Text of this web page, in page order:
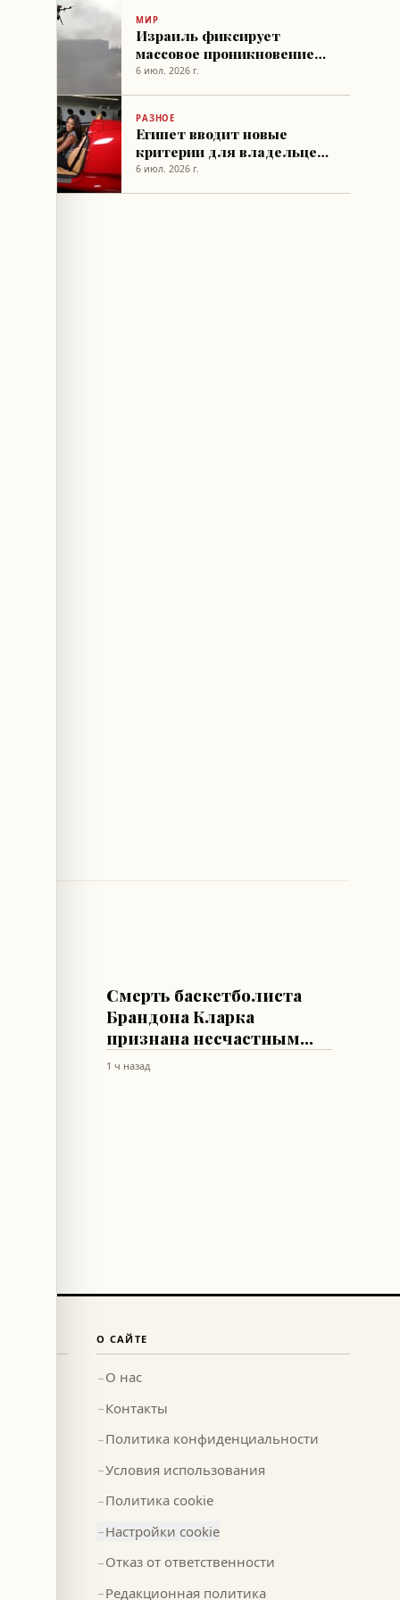
МИР
Израиль фиксирует
массовое проникновение
дронов через египетскую
6 июл. 2026 г.
РАЗНОЕ
Египет вводит новые
критерии для владельцев
дорогих автомобилей
6 июл. 2026 г.
Смерть баскетболиста
Брандона Кларка
признана несчастным
случаем из-за героина и
1 ч назад
О САЙТЕ
→ О нас
→ Контакты
→ Политика конфиденциальности
→Условия использования
→ Политика cookie
→ Настройки cookie
→ Отказ от ответственности
→ Редакционная политика